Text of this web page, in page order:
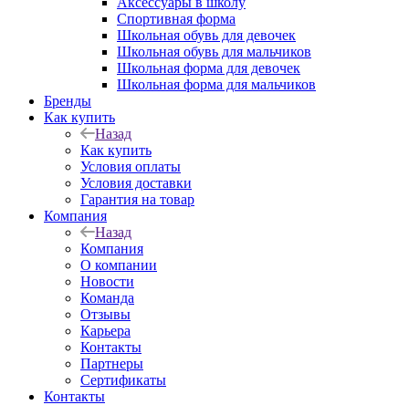
Спортивная форма
Школьная обувь для девочек
Школьная обувь для мальчиков
Школьная форма для девочек
Школьная форма для мальчиков
Бренды
Как купить
Назад
Как купить
Условия оплаты
Условия доставки
Гарантия на товар
Компания
Назад
Компания
О компании
Новости
Команда
Отзывы
Карьера
Контакты
Партнеры
Сертификаты
Контакты